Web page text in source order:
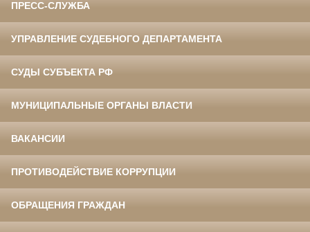
ПРЕСС-СЛУЖБА
УПРАВЛЕНИЕ СУДЕБНОГО ДЕПАРТАМЕНТА
СУДЫ СУБЪЕКТА РФ
МУНИЦИПАЛЬНЫЕ ОРГАНЫ ВЛАСТИ
ВАКАНСИИ
ПРОТИВОДЕЙСТВИЕ КОРРУПЦИИ
ОБРАЩЕНИЯ ГРАЖДАН